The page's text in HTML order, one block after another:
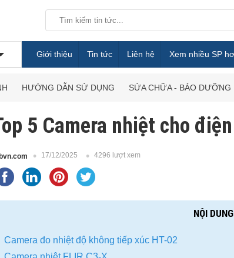
Giới thiệu Tin tức Liên hệ Xem nhiều SP
HƯỚNG DẪN SỬ DỤNG SỬA CHỮA - BẢO DƯỠNG
5 Camera nhiệt cho
17/12/2025 4296 lượt xem
NỘI
Camera đo nhiệt độ không tiếp xúc HT-02